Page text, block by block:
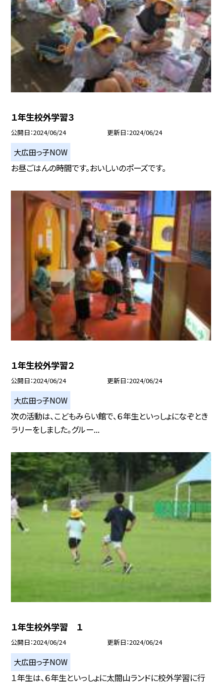
１年生校外学習３
公開日 2024/06/24 更新日 2024/06/24
大広田っ子NOW
お昼ごはんの時間です。おいしいのポーズです。
１年生校外学習２
公開日 2024/06/24 更新日 2024/06/24
大広田っ子NOW
次の活動は、こどもみらい館で、６年生といっしょになぞとき
ラリーをしました。グルー...
１年生校外学習 １
公開日 2024/06/24 更新日 2024/06/24
大広田っ子NOW
１年生は、６年生といっしょに太閤山ランドに校外学習に行